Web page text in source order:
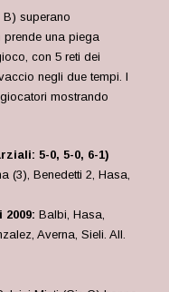
B) superano
prende una piega
con 5 reti dei
negli due tempi. I
mostrando
5-0, 5-0, 6-1)
(3), Benedetti 2, Hasa,
Balbi, Hasa,
Averna, Sieli. All.